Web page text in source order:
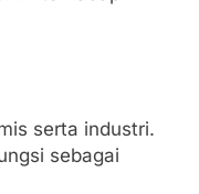
serta industri.
sebagai